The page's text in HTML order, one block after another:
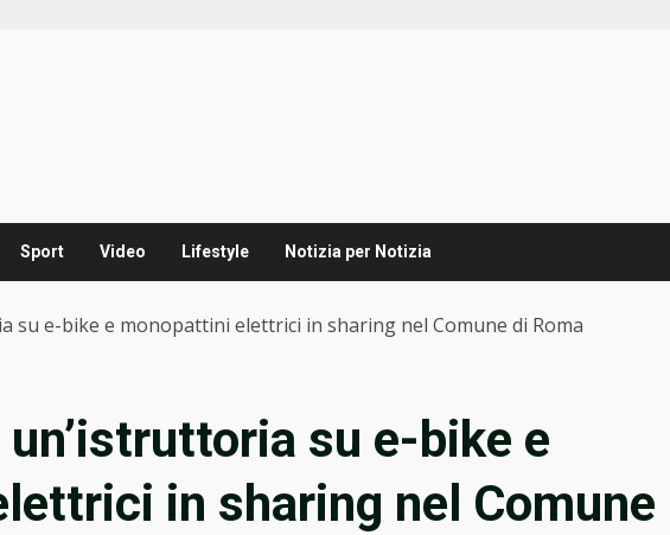
Sport Video Lifestyle Notizia per Notizia
su e-bike e monopattini elettrici in sharing nel Comune di Roma
un’istruttoria su e-bike e
in sharing nel Comune